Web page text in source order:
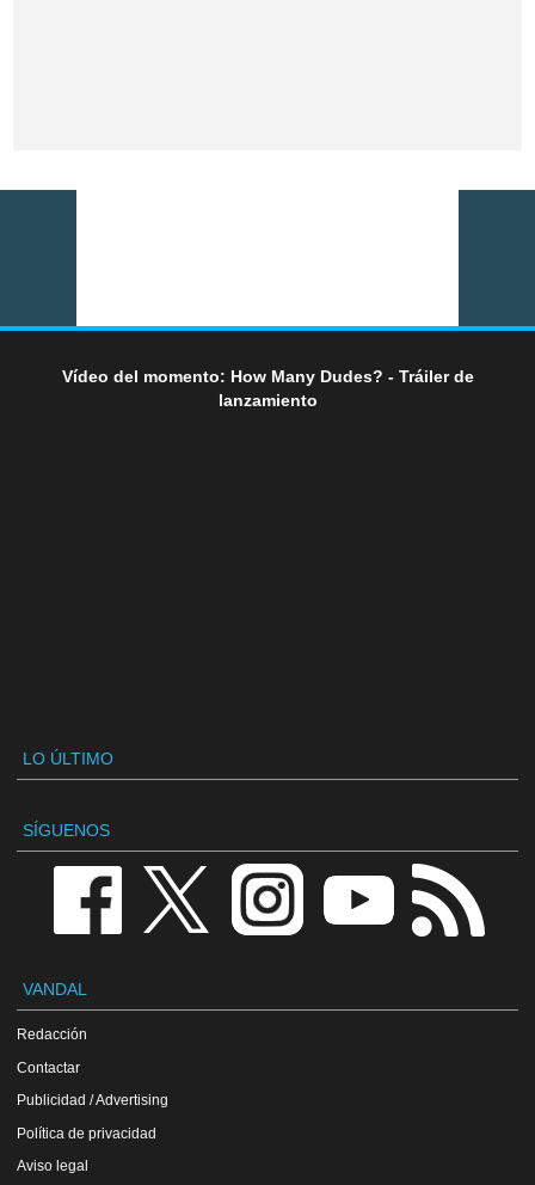
Vídeo del momento: How Many Dudes? - Tráiler de
lanzamiento
LO ÚLTIMO
SÍGUENOS
VANDAL
Redacción
Contactar
Publicidad / Advertising
Política de privacidad
Aviso legal